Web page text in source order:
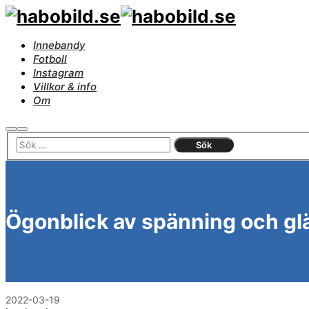
Innebandy
Fotboll
Instagram
Villkor & info
Om
SökHuvudmeny
Ögonblick av spänning och
2022-03-19